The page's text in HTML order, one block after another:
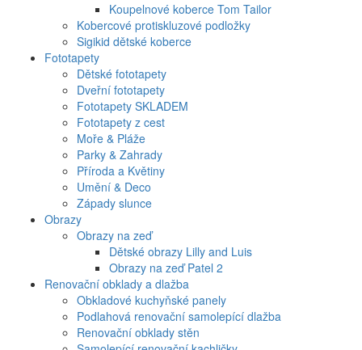
Koupelnové koberce Tom Tailor
Kobercové protiskluzové podložky
Sigikid dětské koberce
Fototapety
Dětské fototapety
Dveřní fototapety
Fototapety SKLADEM
Fototapety z cest
Moře & Pláže
Parky & Zahrady
Příroda a Květiny
Umění & Deco
Západy slunce
Obrazy
Obrazy na zeď
Dětské obrazy Lilly and Luis
Obrazy na zeď Patel 2
Renovační obklady a dlažba
Obkladové kuchyňské panely
Podlahová renovační samolepící dlažba
Renovační obklady stěn